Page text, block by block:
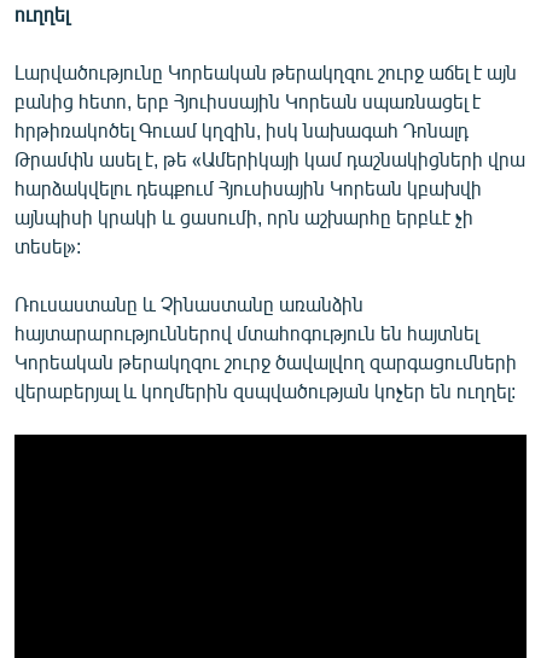
ուղղել
Լարվածությունը Կորեական թերակղզու շուրջ աճել է այն
բանից հետո, երբ Հյուիսսային Կորեան սպառնացել է
հրթիռակոծել Գուամ կղզին, իսկ նախագահ Դոնալդ
Թրամփն ասել է, թե «Ամերիկայի կամ դաշնակիցների վրա
հարձակվելու դեպքում Հյուսիսային Կորեան կբախվի
այնպիսի կրակի և ցասումի, որն աշխարհը երբևէ չի
տեսել»:
Ռուսաստանը և Չինաստանը առանձին
հայտարարություններով մտահոգություն են հայտնել
Կորեական թերակղզու շուրջ ծավալվող զարգացումների
վերաբերյալ և կողմերին զսպվածության կոչեր են ուղղել: